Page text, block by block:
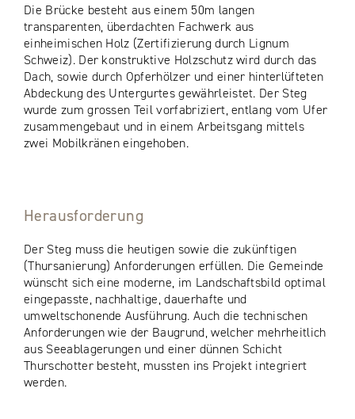
Die Brücke besteht aus einem 50m langen
transparenten, überdachten Fachwerk aus
einheimischen Holz (Zertifizierung durch Lignum
Schweiz). Der konstruktive Holzschutz wird durch das
Dach, sowie durch Opferhölzer und einer hinterlüfteten
Abdeckung des Untergurtes gewährleistet. Der Steg
wurde zum grossen Teil vorfabriziert, entlang vom Ufer
zusammengebaut und in einem Arbeitsgang mittels
zwei Mobilkränen eingehoben.
Herausforderung
Der Steg muss die heutigen sowie die zukünftigen
(Thursanierung) Anforderungen erfüllen. Die Gemeinde
wünscht sich eine moderne, im Landschaftsbild optimal
eingepasste, nachhaltige, dauerhafte und
umweltschonende Ausführung. Auch die technischen
Anforderungen wie der Baugrund, welcher mehrheitlich
aus Seeablagerungen und einer dünnen Schicht
Thurschotter besteht, mussten ins Projekt integriert
werden.